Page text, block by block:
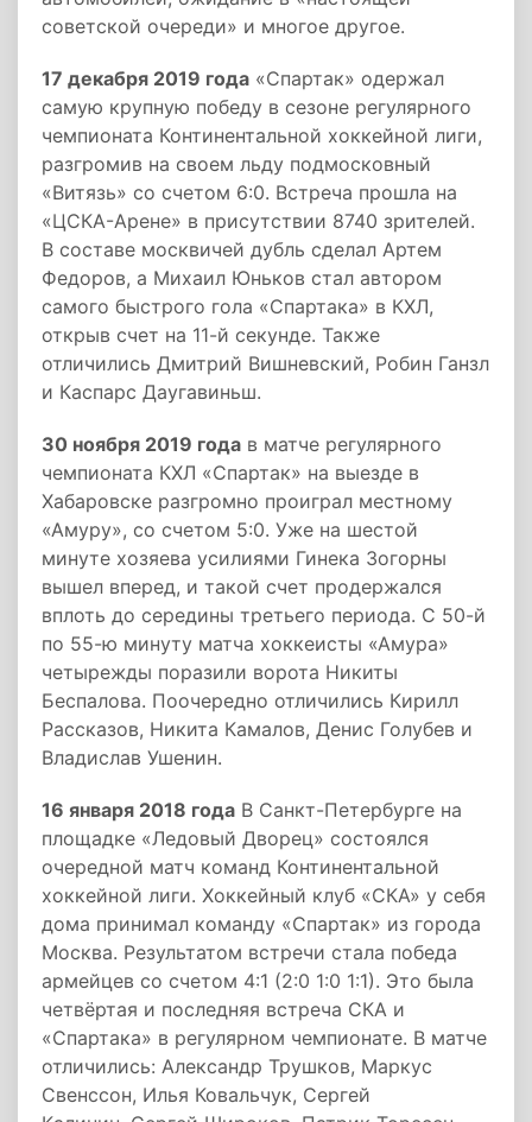
советской очереди» и многое другое.
17 декабря 2019 года «Спартак» одержал
самую крупную победу в сезоне регулярного
чемпионата Континентальной хоккейной лиги,
разгромив на своем льду подмосковный
«Витязь» со счетом 6:0. Встреча прошла на
«ЦСКА-Арене» в присутствии 8740 зрителей.
В составе москвичей дубль сделал Артем
Федоров, а Михаил Юньков стал автором
самого быстрого гола «Спартака» в КХЛ,
открыв счет на 11-й секунде. Также
отличились Дмитрий Вишневский, Робин Ганзл
и Каспарс Даугавиньш.
30 ноября 2019 года в матче регулярного
чемпионата КХЛ «Спартак» на выезде в
Хабаровске разгромно проиграл местному
«Амуру», со счетом 5:0. Уже на шестой
минуте хозяева усилиями Гинека Зогорны
вышел вперед, и такой счет продержался
вплоть до середины третьего периода. С 50-й
по 55-ю минуту матча хоккеисты «Амура»
четырежды поразили ворота Никиты
Беспалова. Поочередно отличились Кирилл
Рассказов, Никита Камалов, Денис Голубев и
Владислав Ушенин.
16 января 2018 года В Санкт-Петербурге на
площадке «Ледовый Дворец» состоялся
очередной матч команд Континентальной
хоккейной лиги. Хоккейный клуб «СКА» у себя
дома принимал команду «Спартак» из города
Москва. Результатом встречи стала победа
армейцев со счетом 4:1 (2:0 1:0 1:1). Это была
четвёртая и последняя встреча СКА и
«Спартака» в регулярном чемпионате. В матче
отличились: Александр Трушков, Маркус
Свенссон, Илья Ковальчук, Сергей